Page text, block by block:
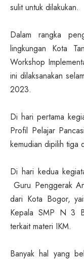
sulit untuk dilakukan.
Dalam rangka
lingkungan Kota
Workshop
ini dilaksanakan
2023.
Di hari pertama
Profil Pelajar
kemudian dipilih tiga
Di hari kedua
Guru Penggerak
dari Kota Bogor,
Kepala SMP N 3
terkait materi IKM.
Banyak hal yang